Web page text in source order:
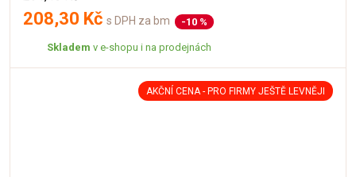
208,30 Kč s DPH za bm -10 %
Skladem v e-shopu i na prodejnách
AKČNÍ CENA - PRO FIRMY JEŠTĚ LEVNĚJI